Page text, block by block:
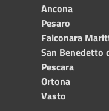
Ancona
Pesaro
Falconara
San Benedetto
Pescara
Ortona
Vasto